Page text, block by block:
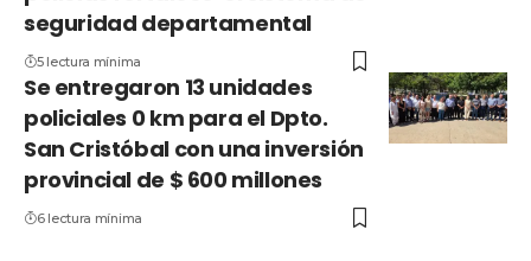
seguridad departamental
5 lectura mínima
Se entregaron 13 unidades
policiales 0 km para el Dpto.
San Cristóbal con una inversión
provincial de $ 600 millones
6 lectura mínima